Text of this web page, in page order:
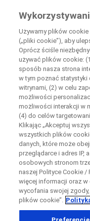
Wiedza Pacjenta
by Roche
Disease Area
Healthy Volunteers
Healthy
Volunteers
Kraj
Polska, selected
Skontaktuj się
Dane osoboweImię
Nazwisko
Directly
Nazwisko
Używamy plików
(„pliki cookie”), aby
Oprócz ściśle
używać plików cookie:
sposób nasza strona
w tym poznać statystyki
witrynami, (2) w celu
możliwości
możliwości interakcji w
(4) do celów
Klikając „Akceptuj
wszystkich plików
danych, które może
przeglądarce i adres IP,
osobowych stronom
naszej Polityce Cookie /
więcej informacji oraz
wycofania swojej
plików cookie”.